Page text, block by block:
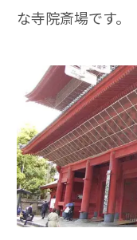
な寺院斎場です。